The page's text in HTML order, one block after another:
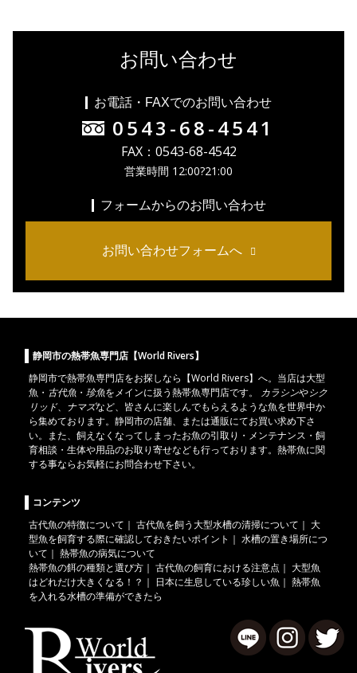
お問い合わせ
お電話・FAXでのお問い合わせ
0543-68-4541
FAX：0543-68-4542
営業時間 12:00?21:00
フォームからのお問い合わせ
お問い合わせフォームへ
静岡市の熱帯魚専門店【World Rivers】
静岡市で熱帯魚専門店をお探しなら【World Rivers】へ。当店は大型
魚 ・ 古代魚 ・ 珍魚をメインに扱う熱帯魚専門店です。 カラシンやシク
リッド、 ナマズなど、皆さんに楽しんでもらえるような魚を世界中か
ら集めております。静岡市の店舗、または通販にてお買い求め下さ
い。また、飼えなくなってしまったお魚の引取り・メンテナンス・飼
育相談・生体や用品のお取り寄せなども行っております。熱帯魚に関
する事ならお気軽にお問合わせ下さい。
コンテンツ
古代魚の特徴について ｜ 古代魚を飼う大型水槽の清掃について ｜ 大
型魚を飼育する際に確認しておきたいポイント ｜ 水槽の置き場所につ
いて ｜ 熱帯魚の病気について
熱帯魚の餌の種類と選び方 ｜ 古代魚の飼育における注意点 ｜ 大型魚
はどれだけ大きくなる！？ ｜ 日本に生息している珍しい魚 ｜ 熱帯魚
を入れる水槽の準備ができたら